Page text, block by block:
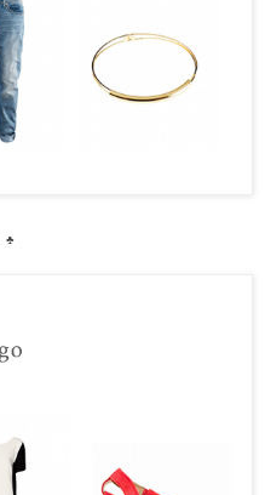
♣